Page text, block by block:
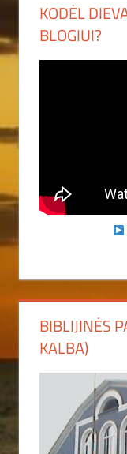
KODĖL
BLOGIUI?
BIBLIJINĖS
KALBA)